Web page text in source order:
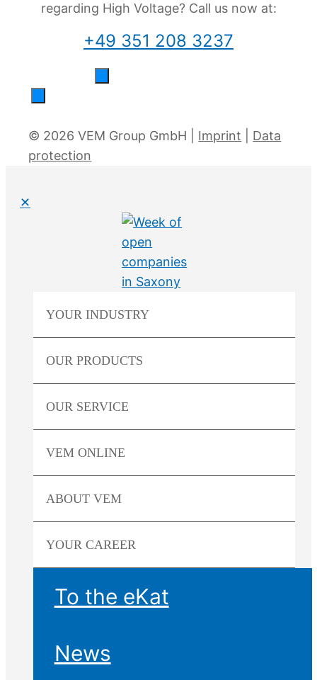
regarding High Voltage? Call us now at:
+49 351 208 3237
© 2026 VEM Group GmbH | Imprint
Data
protection
✕
YOURINDUSTRY
OURPRODUCTS
OURSERVICE
VEMONLINE
ABOUTVEM
YOURCAREER
To the eKat
News